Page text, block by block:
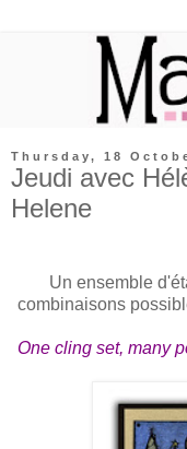
Thursday, 18
Jeudi avec
Helene
Un ensemble
combinaisons
One cling set, many